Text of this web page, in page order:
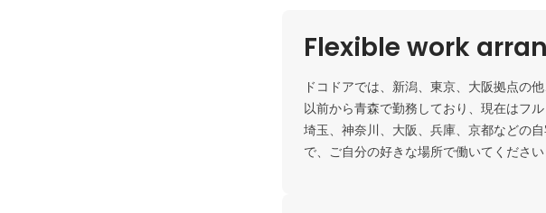
Flexible work
ドコドアでは、新潟、東京、大阪拠点の
以前から青森で勤務しており、現在はフ
埼玉、神奈川、大阪、兵庫、京都などの
で、ご自分の好きな場所で働いてください